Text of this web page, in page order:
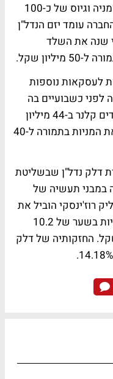
עקרונות לרכישת שורת קרקעות ברומניה וגיוס של כ-100
עומד יזם הנדל"ן
שנה את השלד
שקל.
לעסקאות נוספות
לפני כשבועיים בה
מכר 1.8 מיליון מניות חברת שרם פודים קלנר ב-44 מיליון
שקל, זאת כשבועיים לאחר שרכש את המניות בתמורה ל-40
דלק נדל"ן שבשליטת
אחזקותיה במבני תעשיה של
רוז'ינסקי הוביל את
עסקת הרכישה של 137.22 אלף מניות בשער של 10.2
ל-1.4 מיליון שקל. החזקותיה של דלק